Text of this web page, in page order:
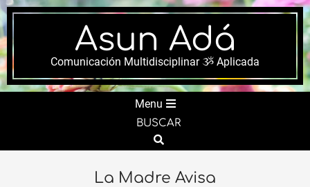
Skip
to
content
Asun Adá
Comunicación Multidisciplinar ૐ Aplicada
Menu
BUSCAR
Search
La Madre Avisa